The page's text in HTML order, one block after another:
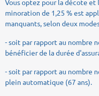
Vous optez pour la décote
minoration de 1,25 % est
manquants, selon deux
- soit par rapport au nombre
bénéficier de la durée
- soit par rapport au nombre
plein automatique (67 ans).